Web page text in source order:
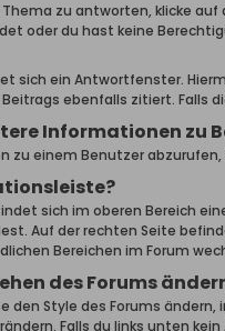
zu antworten, klicke auf
oder du hast keine
sich ein Antwortfenster.
ebenfalls zitiert. Falls
Informationen zu
zu einem Benutzer
sich im oberen Bereich
Auf der rechten Seite
Bereichen im Forum
des Forums
den Style des Forums
Falls du links unten